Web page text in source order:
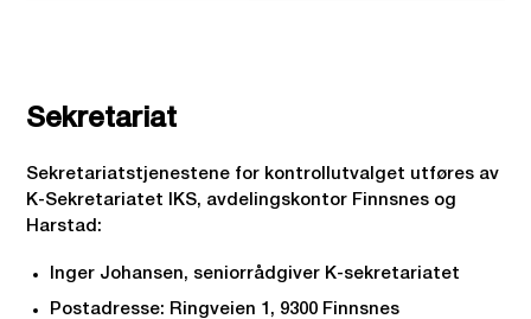
Sekretariat
Sekretariatstjenestene for kontrollutvalget utføres av
K-Sekretariatet IKS, avdelingskontor Finnsnes og
Harstad:
Inger Johansen, seniorrådgiver K-sekretariatet
Postadresse: Ringveien 1, 9300 Finnsnes